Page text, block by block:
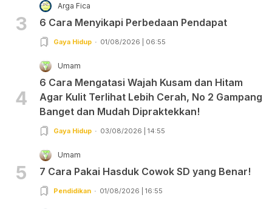
3
Arga Fica
6 Cara Menyikapi Perbedaan Pendapat
Gaya Hidup 01/08/2026 | 06:55
4
Umam
6 Cara Mengatasi Wajah Kusam dan Hitam
Agar Kulit Terlihat Lebih Cerah, No 2 Gampang
Banget dan Mudah Dipraktekkan!
Gaya Hidup 03/08/2026 | 14:55
5
Umam
7 Cara Pakai Hasduk Cowok SD yang Benar!
Pendidikan 01/08/2026 | 16:55